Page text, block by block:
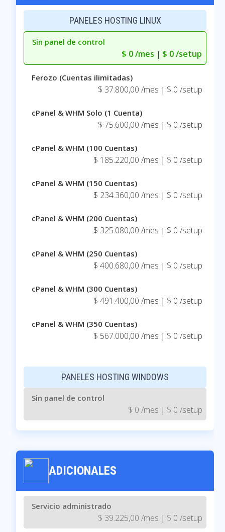
PANELES HOSTING LINUX
Sin panel de control
$ 0 /mes | $ 0 /setup
Ferozo (Cuentas ilimitadas)
$ 37.800,00 /mes | $ 0 /setup
cPanel & WHM Solo (1 Cuenta)
$ 75.600,00 /mes | $ 0 /setup
cPanel & WHM (100 Cuentas)
$ 185.220,00 /mes | $ 0 /setup
cPanel & WHM (150 Cuentas)
$ 234.360,00 /mes | $ 0 /setup
cPanel & WHM (200 Cuentas)
$ 325.080,00 /mes | $ 0 /setup
cPanel & WHM (250 Cuentas)
$ 400.680,00 /mes | $ 0 /setup
cPanel & WHM (300 Cuentas)
$ 491.400,00 /mes | $ 0 /setup
cPanel & WHM (350 Cuentas)
$ 567.000,00 /mes | $ 0 /setup
PANELES HOSTING WINDOWS
Sin panel de control
$ 0 /mes | $ 0 /setup
ADICIONALES
Servicio administrado
$ 39.225,00 /mes | $ 0 /setup